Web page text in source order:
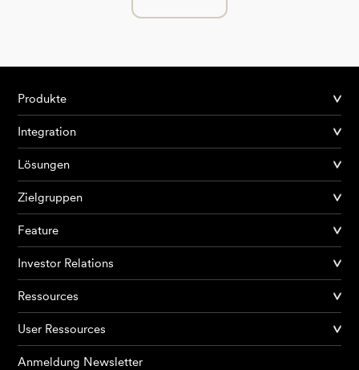
Produkte
Integration
Lösungen
Zielgruppen
Feature
Investor Relations
Ressources
User Ressources
Anmeldung Newsletter